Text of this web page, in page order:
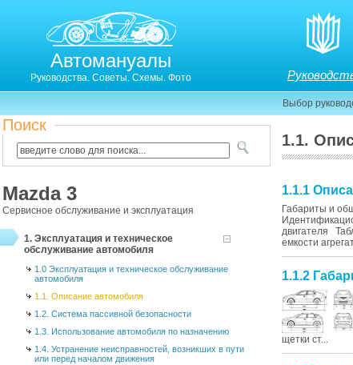
Автомануалы
Руководства. Советы. Схемы. Фото
Выбор
Поиск
Mazda 3
Сервисное обслуживание и эксплуатация
1. Эксплуатация и техническое
обслуживание автомобиля
1.0 Эксплуатация и техническое обслуживание
автомобиля
1.1. Описание автомобиля
1.2. Система пассивной безопасности
1.3. Использование автомобиля по назначению
1.4. Устранение неисправностей, возникших в пути
или перед началом движения
1.1.
1.1.1
Габариты и
двигателя
емкости
1.1.2
щетки ст...